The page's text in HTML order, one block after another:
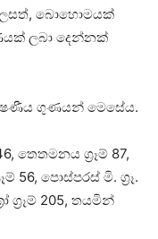
බොහොමයක්‌
ලබා දෙන්නක්‌
ගුණයන් මෙසේය.
තෙතමනය ග්‍රෑම් 87,
56, පොස්‌පරස්‌ මි. ග්‍රෑ.
ග්‍රෑම් 205, තයමින්